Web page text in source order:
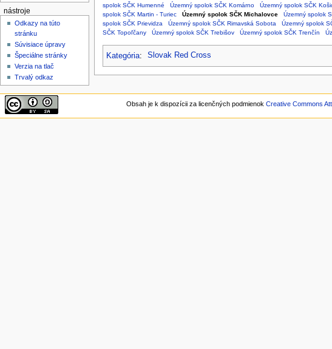
spolok SČK Humenné
Územný spolok SČK Komárno Územný spolok SČK
spolok SČK Martin - Turiec
Územný spolok SČK Michalovce Územný spolok
spolok SČK Prievidza
Územný spolok SČK Rimavská Sobota Územný spolok
SČK Topoľčany
Územný spolok SČK Trebišov Územný spolok SČK Trenčín
Kategória: Slovak Red Cross
nástroje
Odkazy na túto
stránku
Súvisiace úpravy
Špeciálne stránky
Verzia na tlač
Trvalý odkaz
Obsah je k dispozícii za licenčných podmienokCreative Commons